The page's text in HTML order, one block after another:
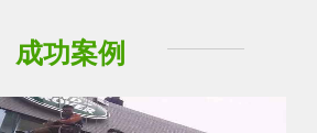
成功案例